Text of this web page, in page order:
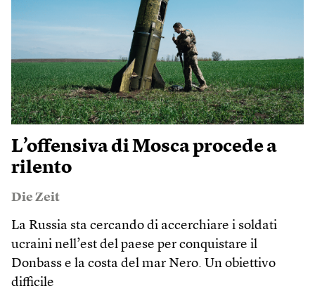
L’offensiva di Mosca procede a
rilento
Die Zeit
La Russia sta cercando di accerchiare i soldati
ucraini nell’est del paese per conquistare il
Donbass e la costa del mar Nero. Un obiettivo
difficile